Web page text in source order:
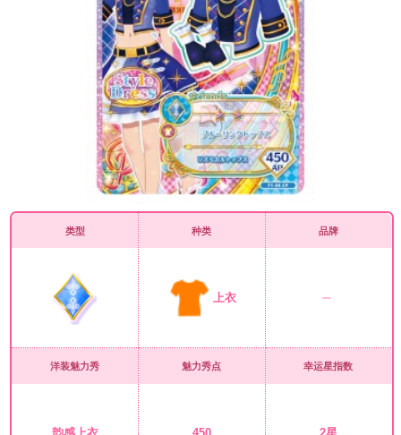
类型 种类
上衣
品牌
洋装魅力秀 魅力秀点 幸运星指数